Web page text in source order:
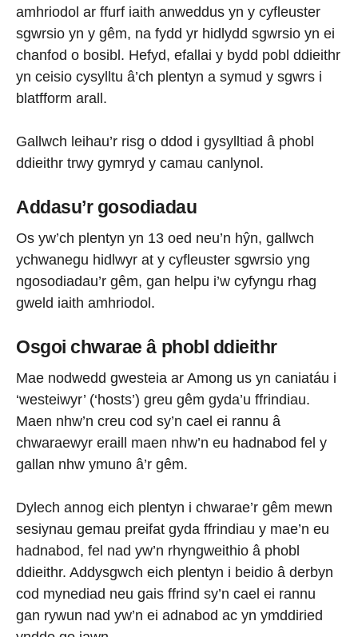
amhriodol ar ffurf iaith anweddus yn y cyfleuster
sgwrsio yn y gêm, na fydd yr hidlydd sgwrsio yn ei
chanfod o bosibl. Hefyd, efallai y bydd pobl ddieithr
yn ceisio cysylltu â’ch plentyn a symud y sgwrs i
blatfform arall.
Gallwch leihau’r risg o ddod i gysylltiad â phobl
ddieithr trwy gymryd y camau canlynol.
Addasu’r gosodiadau
Os yw’ch plentyn yn 13 oed neu’n hŷn, gallwch
ychwanegu hidlwyr at y cyfleuster sgwrsio yng
ngosodiadau’r gêm, gan helpu i’w cyfyngu rhag
gweld iaith amhriodol.
Osgoi chwarae â phobl ddieithr
Mae nodwedd gwesteia ar Among us yn caniatáu i
‘westeiwyr’ (‘hosts’) greu gêm gyda’u ffrindiau.
Maen nhw’n creu cod sy’n cael ei rannu â
chwaraewyr eraill maen nhw’n eu hadnabod fel y
gallan nhw ymuno â’r gêm.
Dylech annog eich plentyn i chwarae’r gêm mewn
sesiynau gemau preifat gyda ffrindiau y mae’n eu
hadnabod, fel nad yw’n rhyngweithio â phobl
ddieithr. Addysgwch eich plentyn i beidio â derbyn
cod mynediad neu gais ffrind sy’n cael ei rannu
gan rywun nad yw’n ei adnabod ac yn ymddiried